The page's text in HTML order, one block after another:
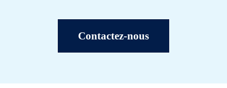
Contactez-nous